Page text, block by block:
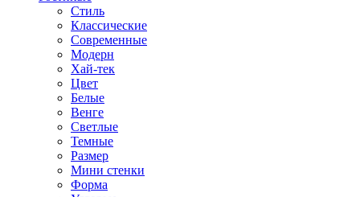
Стиль
Классические
Современные
Модерн
Хай-тек
Цвет
Белые
Венге
Светлые
Темные
Размер
Мини стенки
Форма